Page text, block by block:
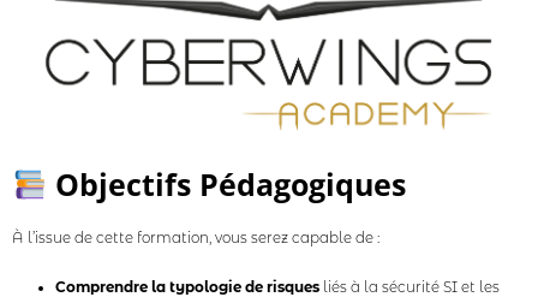
Objectifs Pédagogiques
À l’issue de cette formation, vous serez capable de :
Comprendre la typologie de risquesliés à la sécurité SI et les